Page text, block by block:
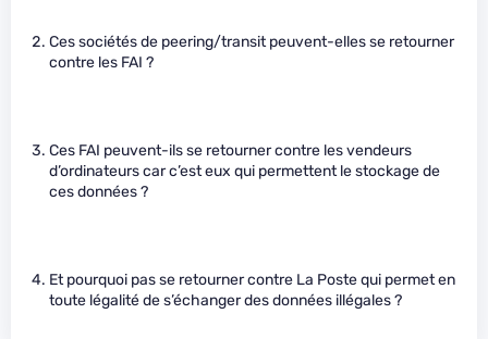
Ces sociétés de peering/transit peuvent-elles se retourner
contre les FAI ?
Ces FAI peuvent-ils se retourner contre les vendeurs
d’ordinateurs car c’est eux qui permettent le stockage de
ces données ?
Et pourquoi pas se retourner contre La Poste qui permet en
toute légalité de s’échanger des données illégales ?